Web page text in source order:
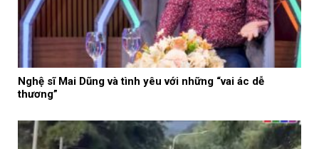
Nghệ sĩ Mai Dũng và tình yêu với những “vai ác dễ
thương”